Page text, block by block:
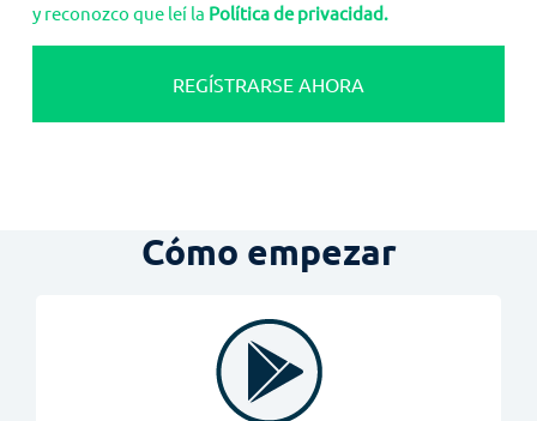
y reconozco que leí la Política de privacidad.
REGÍSTRARSE AHORA
Cómo empezar